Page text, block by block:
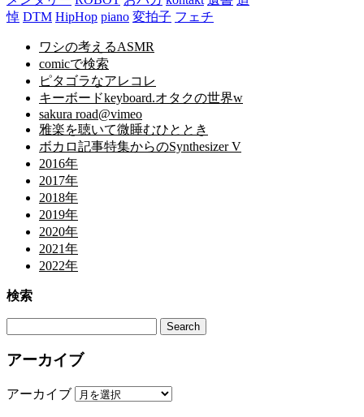
悼 DTM HipHop piano 変拍子 フェチ
ワシの考えるASMR
comicで検索
ピタゴラなアレコレ
キーボードkeyboard.オタクの世界w
sakura road@vimeo
雅楽を聴いて微睡むひととき
ボカロ記事特集からのSynthesizer V
2016年
2017年
2018年
2019年
2020年
2021年
2022年
検索
アーカイブ
アーカイブ